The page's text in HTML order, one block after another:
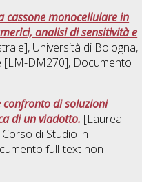
cassone monocellulare in
analisi di sensitività e
Università di Bologna,
[LM-DM270], Documento
confronto di soluzioni
di un viadotto. [Laurea
di Studio in
full-text non